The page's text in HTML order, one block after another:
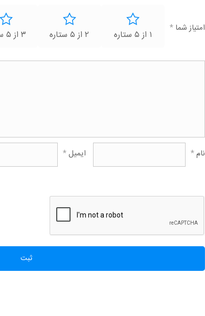
امتیاز شما *
۱ از ۵ ستاره ۲ از ۵ ستاره ۳ از ۵ ستاره
نام* ایمیل*